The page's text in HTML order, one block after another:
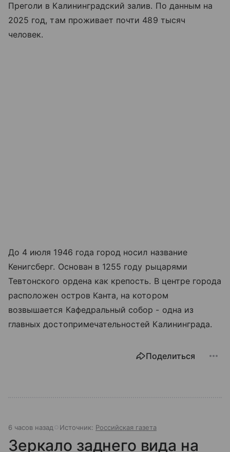
Преголи в Калининградский залив. По данным на
2025 год, там проживает почти 489 тысяч
человек.
До 4 июля 1946 года город носил название
Кенигсберг. Основан в 1255 году рыцарями
Тевтонского ордена как крепость. В центре города
расположен остров Канта, на котором
возвышается Кафедральный собор - одна из
главных достопримечательностей Калининграда.
Поделиться
6 часов назад Источник: Российская газета
Зеркало заднего вида на